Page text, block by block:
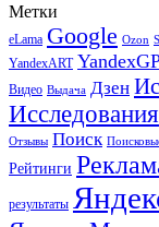
Метки
eLama Google Ozon
YandexART
Видео Выдача Дзен
Исследования
Отзывы Поиск
Рейтинги
результаты